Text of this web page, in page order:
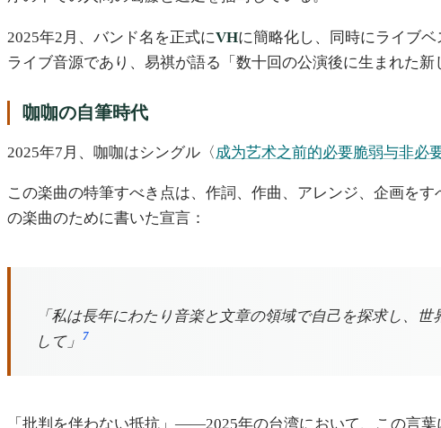
2025年2月、バンド名を正式にVHに簡略化し、同時にライブ
ライブ音源であり、易祺が語る「数十回の公演後に生まれた新
咖咖の自筆時代
2025年7月、咖咖はシングル〈 成为艺术之前的必要脆弱与非必
この楽曲の特筆すべき点は、作詞、作曲、アレンジ、企画を
の楽曲のために書いた宣言：
「私は長年にわたり音楽と文章の領域で自己を探求し、
して」
7
「批判を伴わない抵抗」——2025年の台湾において、この言